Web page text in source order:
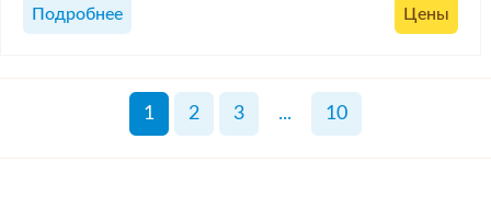
Подробнее Цены
1 2 3 ... 10